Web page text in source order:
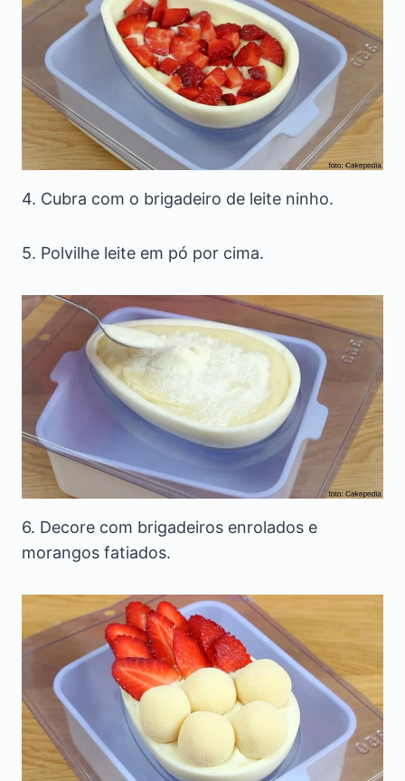
4. Cubra com o brigadeiro de leite ninho.
5. Polvilhe leite em pó por cima.
6. Decore com brigadeiros enrolados e
morangos fatiados.